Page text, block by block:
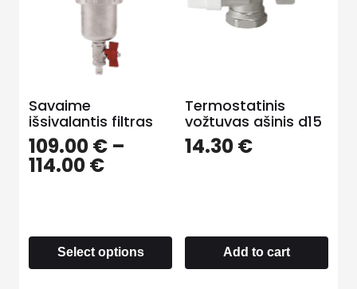
Savaime
išsivalantis filtras
109.00€ –
114.00€
Select options
Termostatinis
vožtuvas ašinis d15
14.30€
Add to cart